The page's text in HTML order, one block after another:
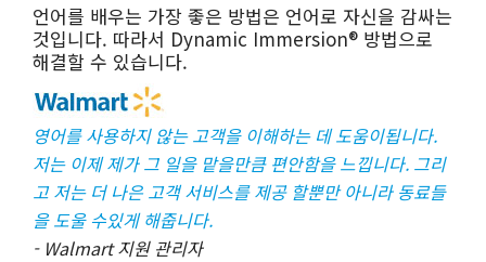
언어를 배우는 가장 좋은 방법은 언어로 자신을 감싸는
것입니다. 따라서 Dynamic Immersion® 방법으로
해결할 수 있습니다.
영어를 사용하지 않는 고객을 이해하는 데 도움이됩니다.
저는 이제 제가 그 일을 맡을만큼 편안함을 느낍니다. 그리
고 저는 더 나은 고객 서비스를 제공 할뿐만 아니라 동료들
을 도울 수있게 해줍니다.
- Walmart 지원 관리자